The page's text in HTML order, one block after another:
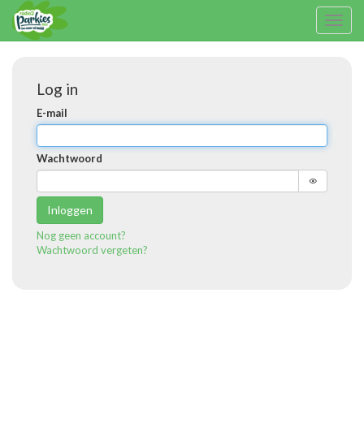
Log in
E-mail
Wachtwoord
Inloggen
Nog geen account?
Wachtwoord vergeten?